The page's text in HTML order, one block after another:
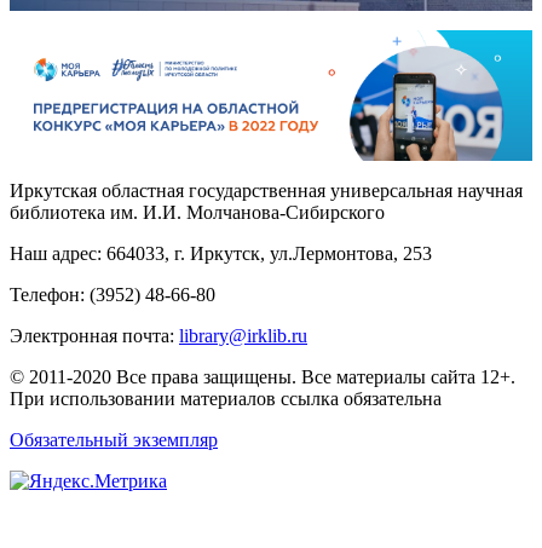
Иркутская областная государственная универсальная научная
библиотека им. И.И. Молчанова-Сибирского
Наш адрес: 664033, г. Иркутск, ул.Лермонтова, 253
Телефон: (3952) 48-66-80
Электронная почта: library@irklib.ru
© 2011-2020 Все права защищены. Все материалы сайта 12+.
При использовании материалов ссылка обязательна
Обязательный экземпляр